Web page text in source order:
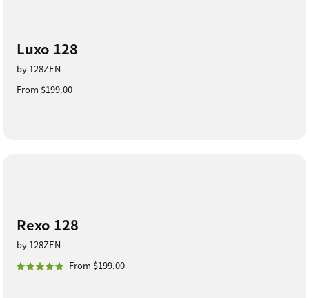
Luxo 128
by 128ZEN
From $199.00
Rexo 128
by 128ZEN
From $199.00